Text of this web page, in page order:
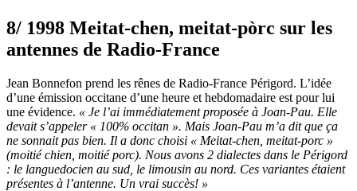
8/ 1998 Meitat-chen, meitat-pòrc sur les
antennes de Radio-France
Jean Bonnefon prend les rênes de Radio-France Périgord. L’idée
d’une émission occitane d’une heure et hebdomadaire est pour lui
une évidence. « Je l’ai immédiatement proposée à Joan-Pau. Elle
devait s’appeler « 100% occitan ». Mais Joan-Pau m’a dit que ça
ne sonnait pas bien. Il a donc choisi « Meitat-chen, meitat-porc »
(moitié chien, moitié porc). Nous avons 2 dialectes dans le Périgord
: le languedocien au sud, le limousin au nord. Ces variantes étaient
présentes à l’antenne. Un vrai succès! »